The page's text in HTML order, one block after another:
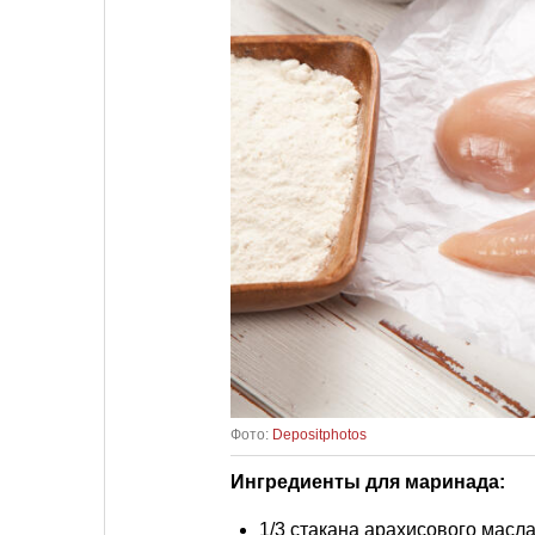
Фото: Depositphotos
Ингредиенты для маринада:
1/3 стакана арахисового